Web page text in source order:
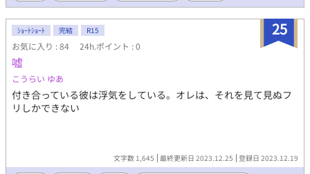
25
ｼｮｰﾄｼｮｰﾄ 完結 R15
お気に入り : 84 24h.ポイント : 0
嘘
こうらい ゆあ
付き合っている彼は浮気をしている。オレは、それを見て見ぬフ
リしかできない
文字数 1,645 最終更新日 2023.12.25 登録日 2023.12.19